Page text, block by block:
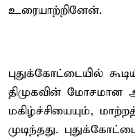
உரையாற்றினேன்.
புதுக்கோட்டையில்
திமுகவின் மோசமான
மகிழ்ச்சியையும்,
முடிந்தது.